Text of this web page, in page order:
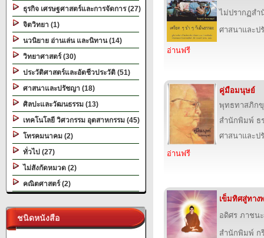
ธุรกิจ เศรษฐศาสตร์และการจัดการ (27)
จิตวิทยา (1)
นวนิยาย อ่านเล่น และนิทาน (14)
วิทยาศาสตร์ (30)
ประวัติศาสตร์และอัตชีวประวัติ (51)
ศาสนาและปรัชญา (18)
ศิลปะและวัฒนธรรม (13)
เทคโนโลยี วิศวกรรม อุตสาหกรรม (45)
โทรคมนาคม (2)
ทั่วไป (27)
ไม่สังกัดหมวด (2)
คณิตศาสตร์ (2)
ชนิดหนังสือ
ไม่ปรากฏส
ศาสนาและป
อ่านฟรี
คู่มือมนุษย์
พุทธทาสภิกขุ
สำนักพิมพ์ ธ
ศาสนาและป
อ่านฟรี
เข็มทิศสู่ทาง
อดิศร ภาชน
สำนักพิมพ์